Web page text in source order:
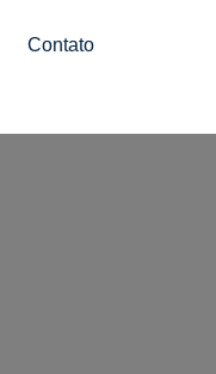
Contato